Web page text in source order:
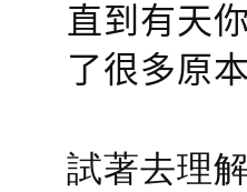
直到有天
了很多原
試著去理